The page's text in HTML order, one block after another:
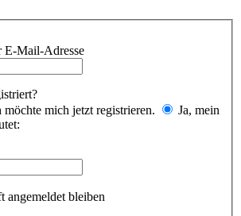
E-Mail-Adresse
mich jetzt registrieren.
Ja, mein
angemeldet bleiben